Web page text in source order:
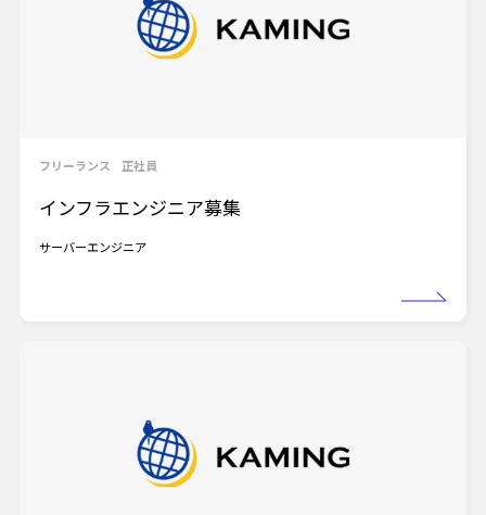
フリーランス 正社員
インフラエンジニア募集
サーバーエンジニア